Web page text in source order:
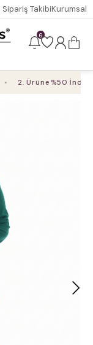
Sipariş TakibiKurumsal
6
2. Ürüne %50 İndirim